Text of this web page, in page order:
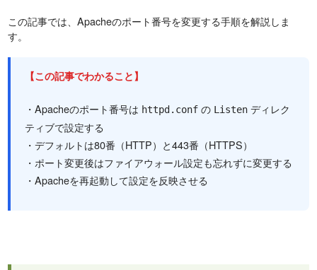
この記事では、Apacheのポート番号を変更する手順を解説しま
す。
【この記事でわかること】
・Apacheのポート番号は httpd.conf の Listen ディレク
ティブで設定する
・デフォルトは80番（HTTP）と443番（HTTPS）
・ポート変更後はファイアウォール設定も忘れずに変更する
・Apacheを再起動して設定を反映させる